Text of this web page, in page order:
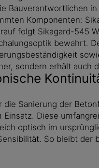
Bauverantwortlichen
Komponenten:
folgt Sikagard-545
bewahrt.
sondern erhält
Sanierung der
Diese
optisch im
So bleibt